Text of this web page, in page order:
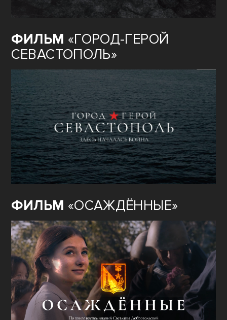
ФИЛЬМ «ГОРОД-ГЕРОЙ
СЕВАСТОПОЛЬ»
ФИЛЬМ «ОСАЖДЁННЫЕ»